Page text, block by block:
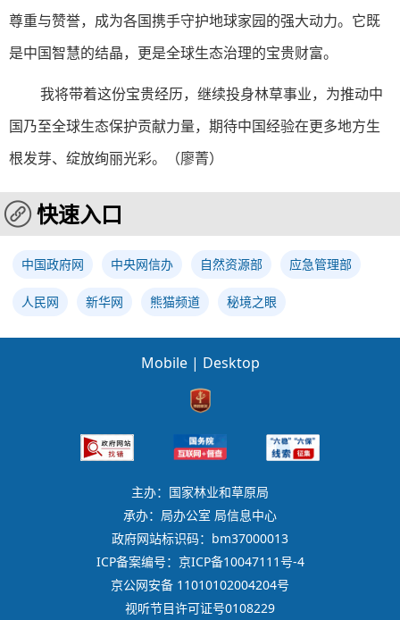
尊重与赞誉，成为各国携手守护地球家园的强大动力。它既
是中国智慧的结晶，更是全球生态治理的宝贵财富。
我将带着这份宝贵经历，继续投身林草事业，为推动中
国乃至全球生态保护贡献力量，期待中国经验在更多地方生
根发芽、绽放绚丽光彩。（廖菁）
快速入口
中国政府网 中央网信办 自然资源部 应急管理部
人民网 新华网 熊猫频道 秘境之眼
Mobile | Desktop
主办：国家林业和草原局
承办：局办公室 局信息中心
政府网站标识码：bm37000013
ICP备案编号：京ICP备10047111号-4
京公网安备 11010102004204号
视听节目许可证号0108229